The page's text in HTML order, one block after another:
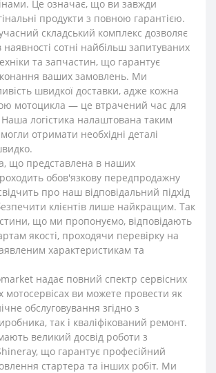
Це означає, що ви завжди
продукти з повною гарантією.
складський комплекс дозволяє
сотні найбільш запитуваних
та запчастин, що гарантує
ваших замовлень. Ми
швидкої доставки, адже кожна
мотоцикла — це втрачений час для
логістика налаштована таким
отримати необхідні деталі
що представлена в наших
обов'язкову передпродажну
про наш відповідальний підхід
клієнтів лише найкращим. Так
що ми пропонуємо, відповідають
якості, проходячи перевірку на
характеристикам та
надає повний спектр сервісних
мотосервісах ви можете провести як
обслуговування згідно з
так і кваліфікований ремонт.
великий досвід роботи з
що гарантує професійний
стартера та інших робіт. Ми